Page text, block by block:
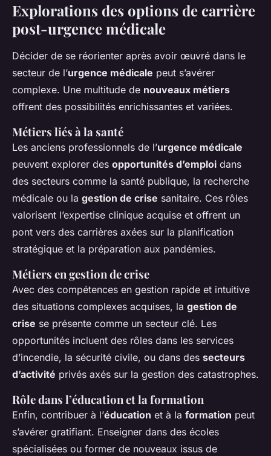
Explorations des options de carrière
post-urgence médicale
Décider de se réorienter après avoir œuvré dans le
secteur de l’urgence médicale peut s’avérer
complexe. Une multitude de nouveaux métiers
offrent des possibilités enrichissantes et variées.
Métiers liés à la santé
Les anciens professionnels de l’urgence médicale
peuvent explorer des opportunités d’emploi dans
des secteurs comme la santé publique, la recherche
médicale ou la gestion de crise sanitaire. Ces rôles
valorisent l’expertise clinique acquise et offrent un
pont vers des carrières axées sur la planification
stratégique et la préparation aux pandémies.
Métiers en gestion de crise
Avec des compétences en gestion rapide et intuitive
des situations complexes acquises, la gestion de
crise se présente comme un secteur clé. Les
opportunités incluent des rôles dans les services
d’incendie, la sécurité civile, ou dans des secteurs
d’activité privés axés sur la gestion des catastrophes.
Rôle dans l’éducation et la formation
Enfin, contribuer à l’éducation et à la formation peut
s’avérer gratifiant. Enseigner dans des écoles
spécialisées ou former de nouveaux issus de